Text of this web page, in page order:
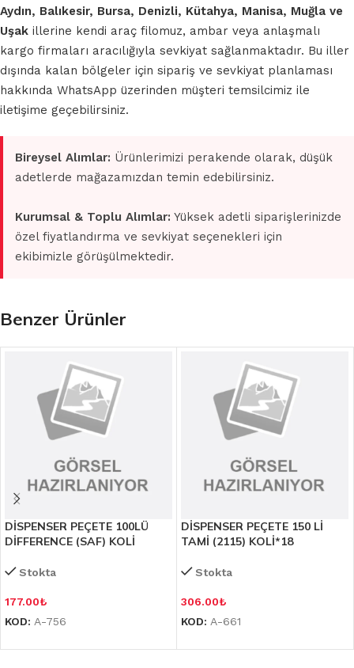
Aydın, Balıkesir, Bursa, Denizli, Kütahya, Manisa, Muğla ve
Uşak illerine kendi araç filomuz, ambar veya anlaşmalı
kargo firmaları aracılığıyla sevkiyat sağlanmaktadır. Bu iller
dışında kalan bölgeler için sipariş ve sevkiyat planlaması
hakkında WhatsApp üzerinden müşteri temsilcimiz ile
iletişime geçebilirsiniz.
Bireysel Alımlar: Ürünlerimizi perakende olarak, düşük
adetlerde mağazamızdan temin edebilirsiniz.
Kurumsal & Toplu Alımlar: Yüksek adetli siparişlerinizde
özel fiyatlandırma ve sevkiyat seçenekleri için
ekibimizle görüşülmektedir.
Benzer Ürünler
DİSPENSER PEÇETE 100LÜ
DİFFERENCE (SAF) KOLİ
Stokta
177.00₺
KOD: A-756
DİSPENSER PEÇETE 150 Lİ
TAMİ (2115) KOLİ*18
Stokta
306.00₺
KOD: A-661